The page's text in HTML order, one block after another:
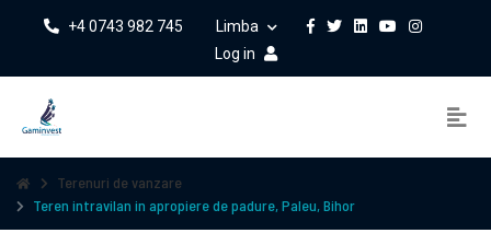
+4 0743 982 745
Limba
Log in
Terenuri de vanzare
Teren intravilan in apropiere de padure, Paleu, Bihor